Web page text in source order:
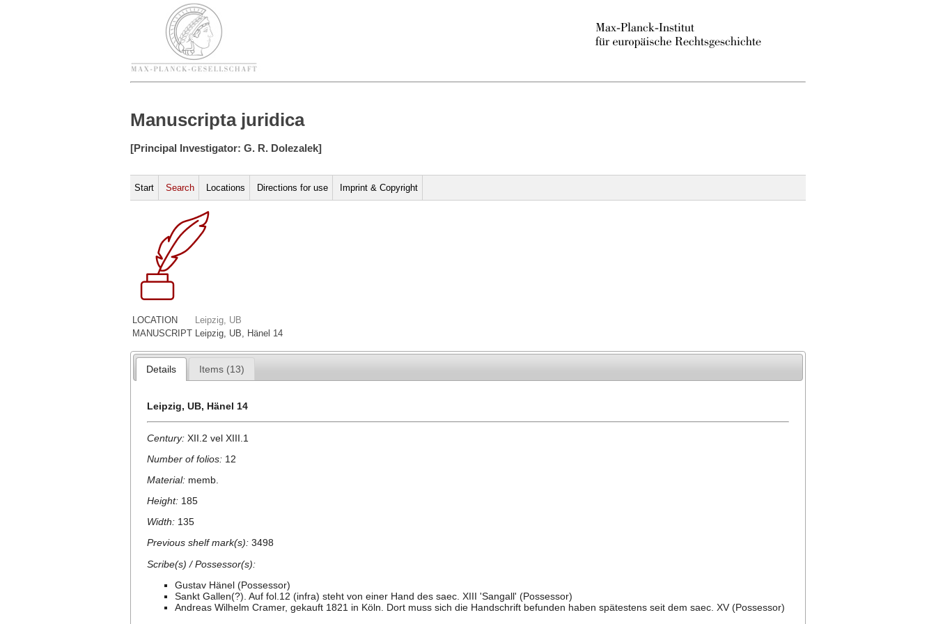
Manuscripta juridica
[Principal Investigator: G. R. Dolezalek]
Start Search Locations Directions for use Imprint & Copyright
LOCATION
Leipzig, UB
MANUSCRIPT Leipzig, UB, Hänel 14
Details Items (13)
Leipzig, UB, Hänel 14
Century:XII.2 vel XIII.1
Number of folios:12
Material:memb.
Height:185
Width:135
Previous shelf mark(s):3498
Scribe(s) / Possessor(s):
Gustav Hänel (Possessor)
Sankt Gallen(?). Auf fol.12 (infra) steht von einer Hand des saec. XIII 'Sangall' (Possessor)
Andreas Wilhelm Cramer, gekauft 1821 in Köln. Dort muss sich die Handschrift befunden haben spätestens seit dem saec. XV (Possessor)